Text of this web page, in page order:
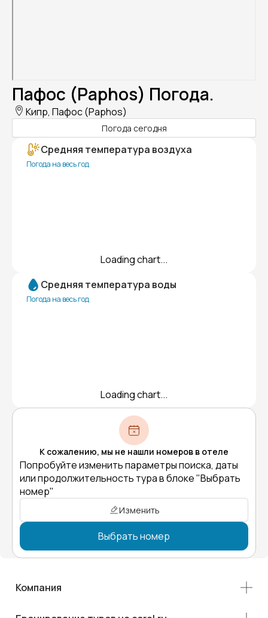
Пафос (Paphos) Погода.
Кипр, Пафос (Paphos)
Погода сегодня
Средняя температура воздуха
Погода на весь год
Loading chart...
Средняя температура воды
Погода на весь год
Loading chart...
К сожалению, мы не нашли номеров в отеле
Попробуйте изменить параметры поиска, даты
или продолжительность тура в блоке "Выбрать
номер"
Изменить
Выбрать номер
Компания